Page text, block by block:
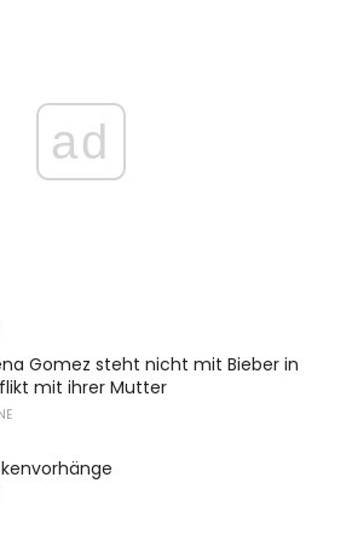
ad
Gomez steht nicht mit Bieber in
mit ihrer Mutter